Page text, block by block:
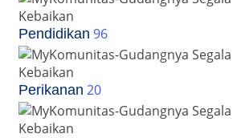
Pendidikan 96
Perikanan 20